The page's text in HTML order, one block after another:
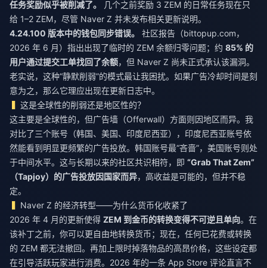
任务奖励似乎被削减了。
几个之前奖励 3 ZEM 的日常任务现在只
给 1–2 ZEM，尽管 Naver Z 并未发布相关更新说明。
4.24.100 版本中的钱包同步错误。
社区报告（bittopup.com，
2026 年 6 月）指出出现了临时的 ZEM 余额归零问题；约 85% 的
用户通过提交工单找回了余额，但 Naver Z 尚未正式承认该漏洞。
老实说，这种“静默削弱”的模式最让我困扰。如果广告冷却时间是刻
意为之，那么它理应出现在更新日志中。
这是全球性的削弱还是地区性的？
这主要是全球性的，但广告墙（Offerwall）方面则因地区而异。我
对比了三个账号（韩国、美国、印度尼西亚），印度尼西亚账号依
然能看到明显更频繁的广告投放。韩国账号最“吝啬”，美国账号则处
于中间水平。这与长期以来的社区共识相符，即 “Grab That Zem”
（Tapjoy）的广告投放因国家而异，高收益是可能的，但并不稳
定。
Naver Z 的经济转型——为什么货币化收紧了
2026 年 4 月的更新使得 ZEM 到金币的转换变得不可逆且单向。在
该补丁之前，你可以更自由地转换货币；现在，任何已花费或转换
的 ZEM 都无法撤回。再加上限时掉落物品的高昂价格，这些设定都
在引导活跃玩家进行消费。2026 年的一条 App Store 评论直言不